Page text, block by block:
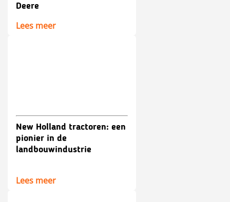
Deere
Lees meer
New Holland tractoren: een
pionier in de
landbouwindustrie
Lees meer